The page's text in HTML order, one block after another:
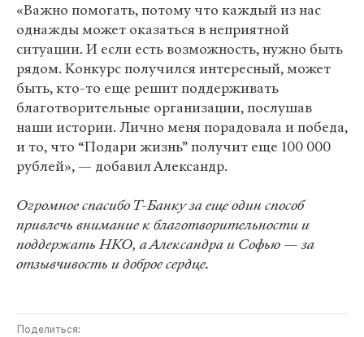
«Важно помогать, потому что каждый из нас
однажды может оказаться в неприятной
ситуации. И если есть возможность, нужно быть
рядом. Конкурс получился интересный, может
быть, кто-то еще решит поддерживать
благотворительные организации, послушав
наши истории. Лично меня порадовала и победа,
и то, что “Подари жизнь” получит еще 100 000
рублей», — добавил Александр.
Огромное спасибо Т-Банку за еще один способ
привлечь внимание к благотворительности и
поддержать НКО, а Александра и Софью — за
отзывчивость и доброе сердце.
Поделиться: